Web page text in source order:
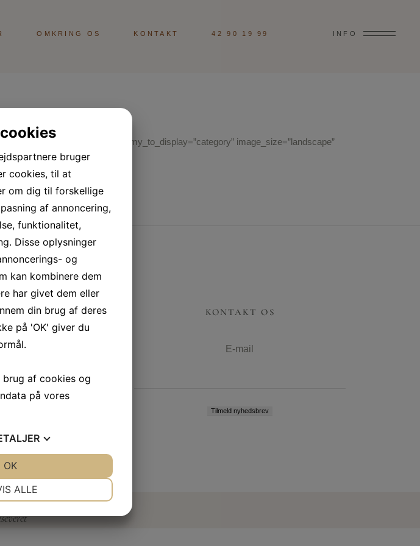
OMKRING OS KONTAKT 42 90 19 99 INFO
order=”ASC” taxonomy_to_display=”category” image_size=”landscape”
KONTAKT OS
E-mail
– Alle rettigheder
bruger
cookies, til at
om dig til forskellige
af annoncering,
funktionalitet,
Disse oplysninger
og
kan kombinere dem
har givet dem eller
din brug af deres
på 'OK' giver du
af cookies og
på vores
PRÆFERENCER
ALLE
OK